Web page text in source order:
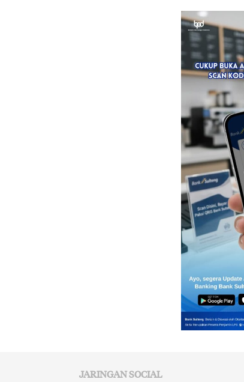
JARINGAN SOCIAL